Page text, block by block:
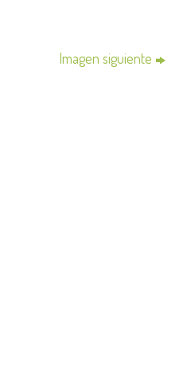
Imagen siguiente